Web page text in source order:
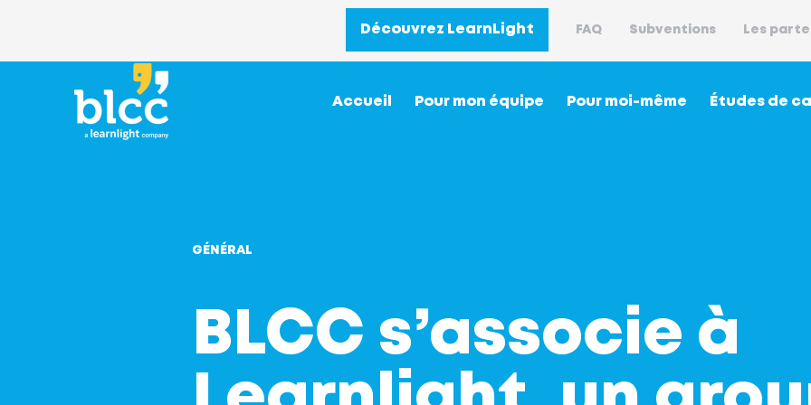
Découvrez LearnLight FAQ Subventions Les
Accueil Pour mon équipe Pour moi-même Études de
GÉNÉRAL
BLCC s’associe à